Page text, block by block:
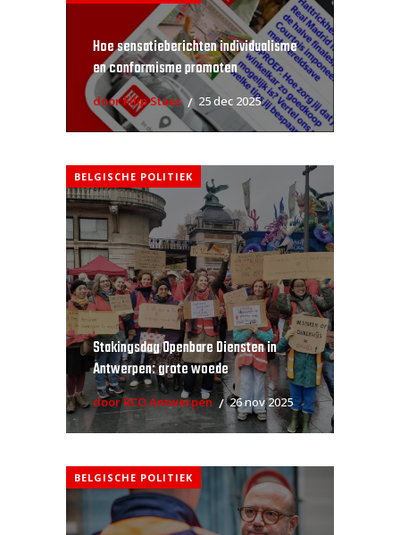
Hoe sensatieberichten individualisme
en conformisme promoten
door Filip Staes 25 dec 2025
BELGISCHE POLITIEK
Stakingsdag Openbare Diensten in
Antwerpen: grote woede
door RCO Antwerpen 26 nov 2025
BELGISCHE POLITIEK